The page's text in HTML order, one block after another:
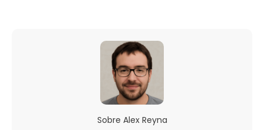
Sobre Alex Reyna